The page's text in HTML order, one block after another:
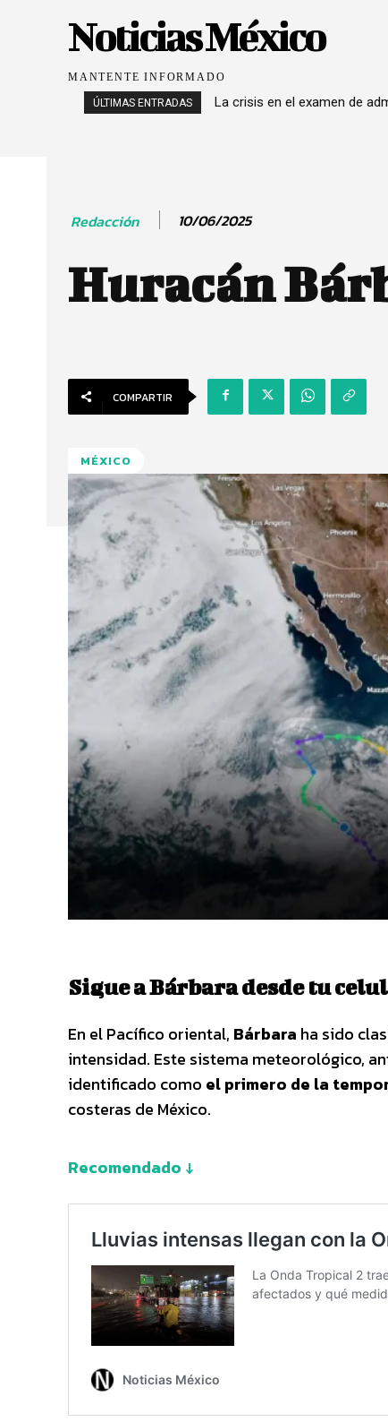
Noticias México
MANTENTE INFORMADO
ÚLTIMAS ENTRADAS La crisis en el examen de
Redacción 10/06/2025
Huracán
COMPARTIR
MÉXICO
Sigue a Bárbara desde tu
En el Pacífico oriental, Bárbara ha sido
intensidad. Este sistema meteorológico,
identificado como el primero de la
costeras de México.
Recomendado ↓